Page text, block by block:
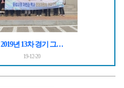
2019년 13차 경기 그…
19-12-20